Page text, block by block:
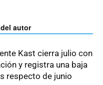
autor
Kast cierra julio con
y registra una baja
respecto de junio